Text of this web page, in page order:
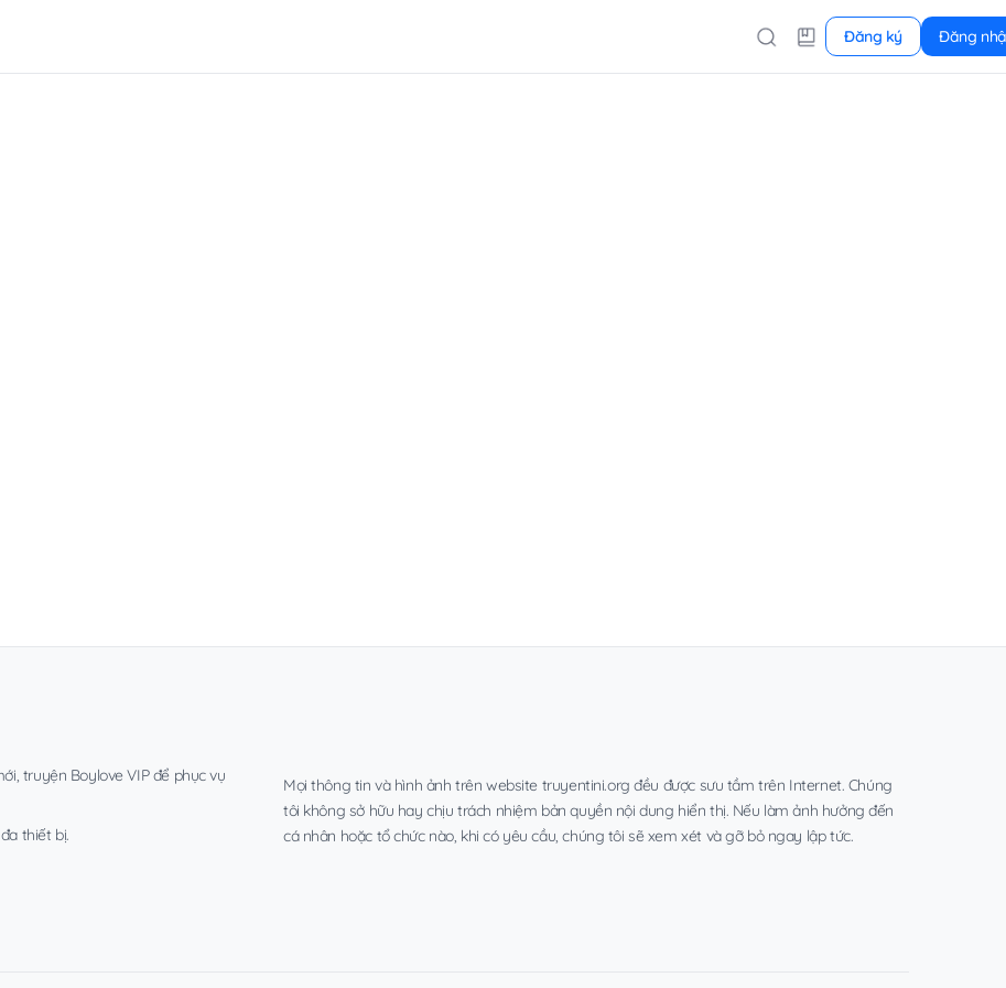
Đăng ký Đăng
truyện Boylove VIP để phục vụ
thiết bị.
Mọi thông tin và hình ảnh trên website truyentini.org đều được sưu tầm trên Internet. Chúng
tôi không sở hữu hay chịu trách nhiệm bản quyền nội dung hiển thị. Nếu làm ảnh hưởng đến
cá nhân hoặc tổ chức nào, khi có yêu cầu, chúng tôi sẽ xem xét và gỡ bỏ ngay lập tức.